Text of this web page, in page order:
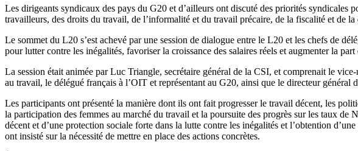
Les dirigeants syndicaux des pays du G20 et d’ailleurs ont discuté des priorités
travailleurs, des droits du travail, de l’informalité et du travail précaire, de la fiscalité et de
Le sommet du L20 s’est achevé par une session de dialogue entre le L20 et les chefs de
pour lutter contre les inégalités, favoriser la croissance des salaires réels et augmenter la
La session était animée par Luc Triangle, secrétaire général de la CSI, et comprenait le
au travail, le délégué français à l’OIT et représentant au G20, ainsi que le directeur général
Les participants ont présenté la manière dont ils ont fait progresser le travail décent, les
la participation des femmes au marché du travail et la poursuite des progrès sur les taux
décent et d’une protection sociale forte dans la lutte contre les inégalités et l’obtention
ont insisté sur la nécessité de mettre en place des actions concrètes.